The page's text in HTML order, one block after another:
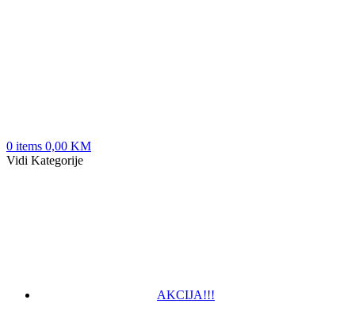
0 items 0,00 KM
Vidi Kategorije
AKCIJA!!!